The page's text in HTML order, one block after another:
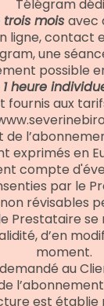
Télégram
moisavec
ligne, contact
une
possible
heure
fournis aux
exprimés en
compte
par le
révisables
Prestataire
d’en
moment.
au
est